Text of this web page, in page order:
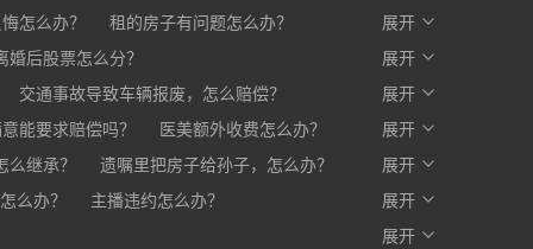
怎么办？
租的房子有问题怎么办？
办？
开发商不交房怎么办?
展开
婚后股票怎么分？
展开
交通事故导致车辆报废，怎么赔偿？
展开
能要求赔偿吗？
医美额外收费怎么办？
部分，剩下的怎么办？
展开
么继承？
遗嘱里把房子给孙子，怎么办？
展开
么办？
主播违约怎么办？
展开
展开